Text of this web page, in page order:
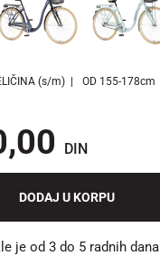
(s/m) OD 155-178cm
DIN
DODAJ U KORPU
je od 3 do 5 radnih dana